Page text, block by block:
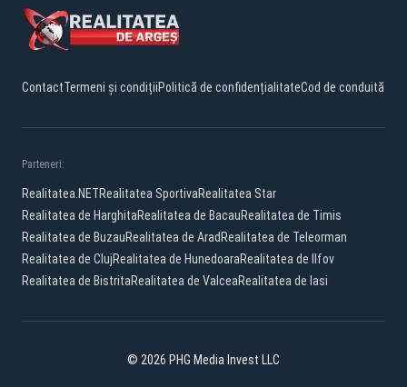
ContactTermeni și condițiiPolitică de confidențialitateCod de conduită
Parteneri:
Realitatea.NETRealitatea SportivaRealitatea Star
Realitatea de HarghitaRealitatea de BacauRealitatea de Timis
Realitatea de BuzauRealitatea de Arad Realitatea de Teleorman
Realitatea de ClujRealitatea de HunedoaraRealitatea de Ilfov
Realitatea de BistritaRealitatea de ValceaRealitatea de Iasi
© 2026 PHG Media Invest LLC